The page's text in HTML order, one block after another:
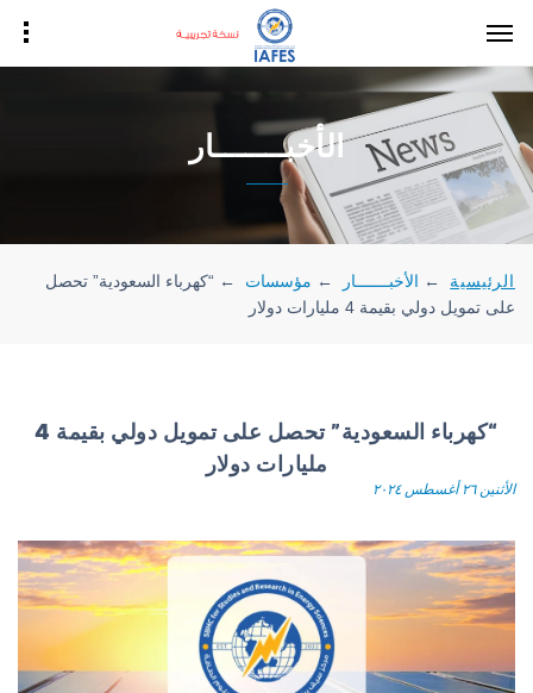
الأخبـــــــار
الرئيسية ← الأخبـــــــار ← مؤسسات ← “كهرباء السعودية” تحصل
على تمويل دولي بقيمة 4 مليارات دولار
“كهرباء السعودية” تحصل على تمويل دولي بقيمة 4
مليارات دولار
الأثنين ٢٦ أغسطس ٢٠٢٤